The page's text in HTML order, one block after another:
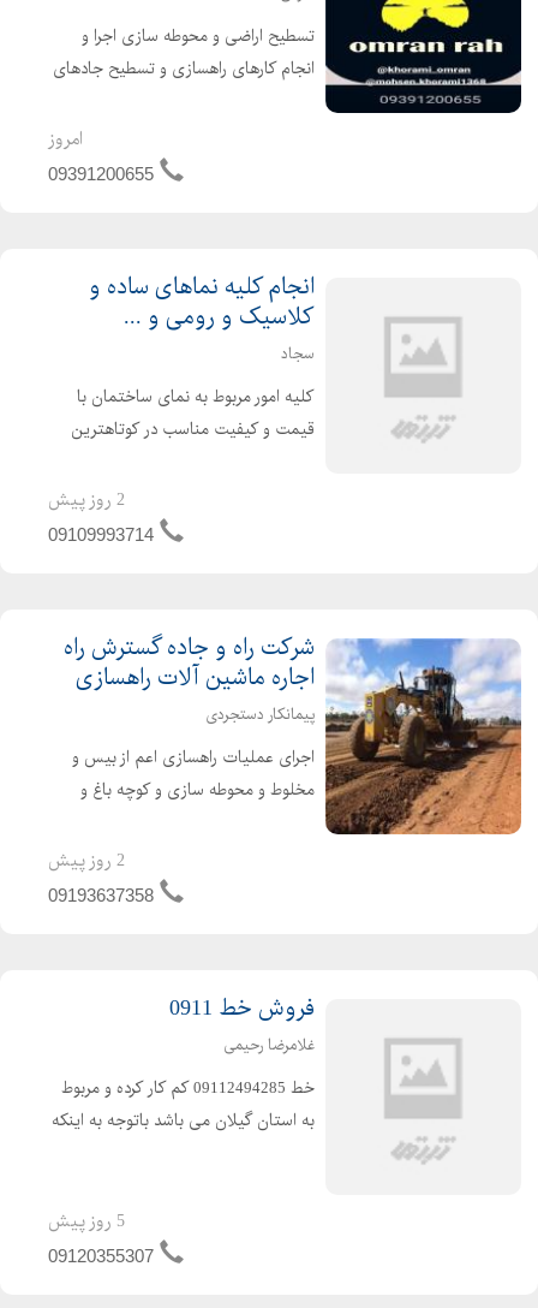
تسطیح اراضی و محوطه سازی اجرا و
انجام کارهای راهسازی و تسطیح جادهای
دستگاههای موجود با کیفیت و نازلترین
امروز
09391200655
انجام کلیه نماهای ساده و
کلاسیک و رومی و ...
سجاد
کلیه امور مربوط به نمای ساختمان با
قیمت و کیفیت مناسب در کوتاهترین
انجام میدم انجام کلیه نماهای ساده و
2 روز پیش
09109993714
شرکت راه و جاده گسترش راه
اجاره ماشین آلات راهسازی
پیمانکار دستجردی
اجرای عملیات راهسازی اعم از بیس و
مخلوط و محوطه سازی و کوچه باغ و
کرج چهارباغ و سهیلیه و کردان و .... با
رزومه موفق با بیش از 30سال کار
2 روز پیش
09193637358
فروش خط 0911
غلامرضا رحیمی
خط 09112494285 کم کار کرده و مربوط
به استان گیلان می باشد باتوجه به اینکه
5 روز پیش
09120355307